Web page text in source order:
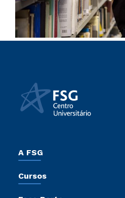
A FSG
Sala de Imprensa
Cursos